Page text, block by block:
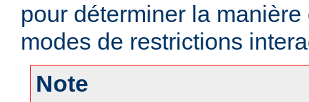
pour déterminer la
modes de restrictions
Note